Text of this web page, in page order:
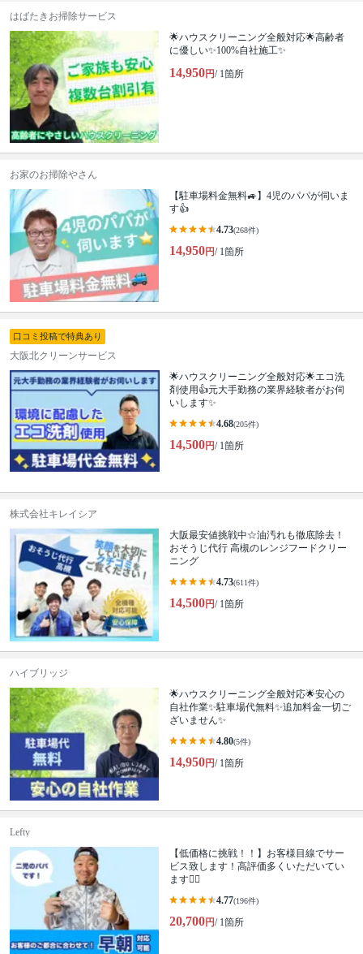
はばたきお掃除サービス
🌟ハウスクリーニング全般対応🌟高齢者
に優しい✨100%自社施工✨
14,950円/ 1箇所
お家のお掃除やさん
【駐車場料金無料🚙】4児のパパが伺いま
す👍
4.73(268件)
14,950円/ 1箇所
口コミ投稿で特典あり
大阪北クリーンサービス
🌟ハウスクリーニング全般対応🌟エコ洗
剤使用👍元大手勤務の業界経験者がお伺
いします✨
4.68(205件)
14,500円/ 1箇所
株式会社キレイシア
大阪最安値挑戦中☆油汚れも徹底除去！
おそうじ代行 高槻のレンジフードクリー
ニング
4.73(611件)
14,500円/ 1箇所
ハイブリッジ
🌟ハウスクリーニング全般対応🌟安心の
自社作業✨️駐車場代無料✨️追加料金一切ご
ざいません✨
4.80(5件)
14,950円/ 1箇所
Lefty
【低価格に挑戦！！】お客様目線でサー
ビス致します！高評価多くいただいてい
ます🙆‍♂️
4.77(196件)
20,700円/ 1箇所